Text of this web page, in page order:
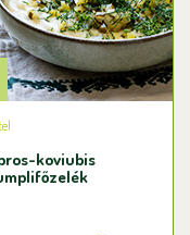
koviubis